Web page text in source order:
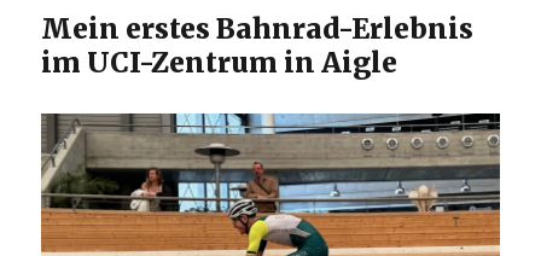
Mein erstes Bahnrad-Erlebnis
im UCI-Zentrum in Aigle